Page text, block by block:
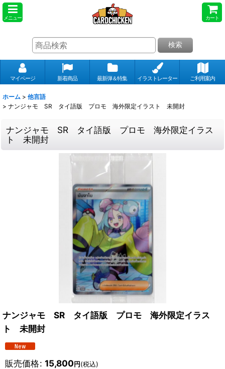
メニュー カート
検索
マイページ 新着商品 最新弾＆特集 イラストレーター ご利用案内
ホーム > 他言語
> ナンジャモ SR タイ語版 プロモ 海外限定イラスト 未開封
ナンジャモ SR タイ語版 プロモ 海外限定イラス
ト 未開封
ナンジャモ SR タイ語版 プロモ 海外限定イラス
ト 未開封
販売価格: 15,800円(税込)